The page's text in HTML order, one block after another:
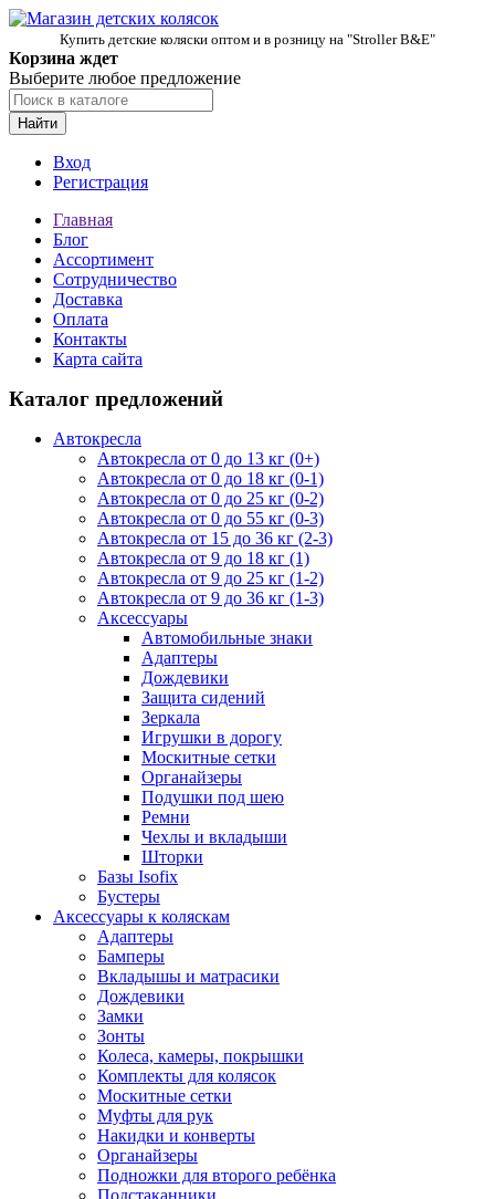
Купить детские коляски оптом и в розницу на "Stroller B&E"
Корзина ждет
Выберите любое предложение
Найти
Вход
Регистрация
Главная
Блог
Ассортимент
Сотрудничество
Доставка
Оплата
Контакты
Карта сайта
Каталог предложений
Автокресла
Автокресла от 0 до 13 кг (0+)
Автокресла от 0 до 18 кг (0-1)
Автокресла от 0 до 25 кг (0-2)
Автокресла от 0 до 55 кг (0-3)
Автокресла от 15 до 36 кг (2-3)
Автокресла от 9 до 18 кг (1)
Автокресла от 9 до 25 кг (1-2)
Автокресла от 9 до 36 кг (1-3)
Аксессуары
Автомобильные знаки
Адаптеры
Дождевики
Защита сидений
Зеркала
Игрушки в дорогу
Москитные сетки
Органайзеры
Подушки под шею
Ремни
Чехлы и вкладыши
Шторки
Базы Isofix
Бустеры
Аксессуары к коляскам
Адаптеры
Бамперы
Вкладышы и матрасики
Дождевики
Замки
Зонты
Колеса, камеры, покрышки
Комплекты для колясок
Москитные сетки
Муфты для рук
Накидки и конверты
Органайзеры
Подножки для второго ребёнка
Подстаканники